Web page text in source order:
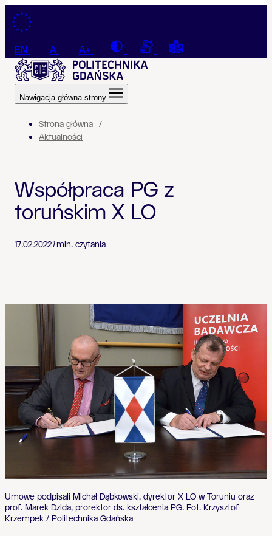
Przejdź do treści
EN A A+ Contrast Connection with a sign
Tekst łatwy do
Nawigacja główna strony
Strona główna
Aktualności
Współpraca PG z
toruńskim X LO
17.02.20221min. czytania
Umowę podpisali Michał Dąbkowski, dyrektor X LO w Toruniu oraz
prof. Marek Dzida, prorektor ds. kształcenia PG. Fot. Krzysztof
Krzempek / Politechnika Gdańska